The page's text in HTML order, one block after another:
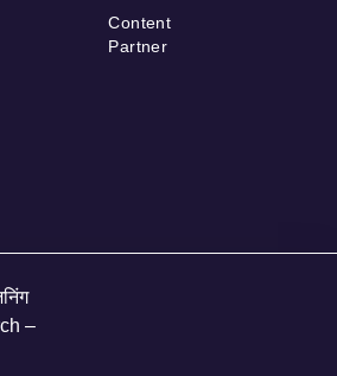
Content
Partner